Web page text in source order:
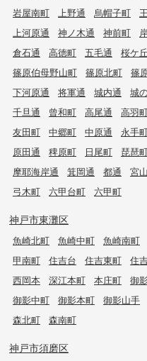
岩屋南町
上野通 烏帽子町
上河原通
神ノ木通 神前町
倉石通
高徳町 五毛通 桜ケ
篠原伯母野山町
篠原北町 篠
下河原通
将軍通 城内通 城
千旦通
曾和町 高尾通 高羽
友田町
中郷町 中原通 永手
原田通
稗原町 日尾町 琵琶
摩耶海岸通
箕岡通 都通 宮
弓木町
六甲台町 六甲町
神戸市東灘区
魚崎北町 魚崎中町 魚崎南町
甲南町
住吉台 住吉東町 住
西岡本
深江本町 本庄町 御影
御影中町
御影本町 御影山手
森北町
森南町
神戸市須磨区